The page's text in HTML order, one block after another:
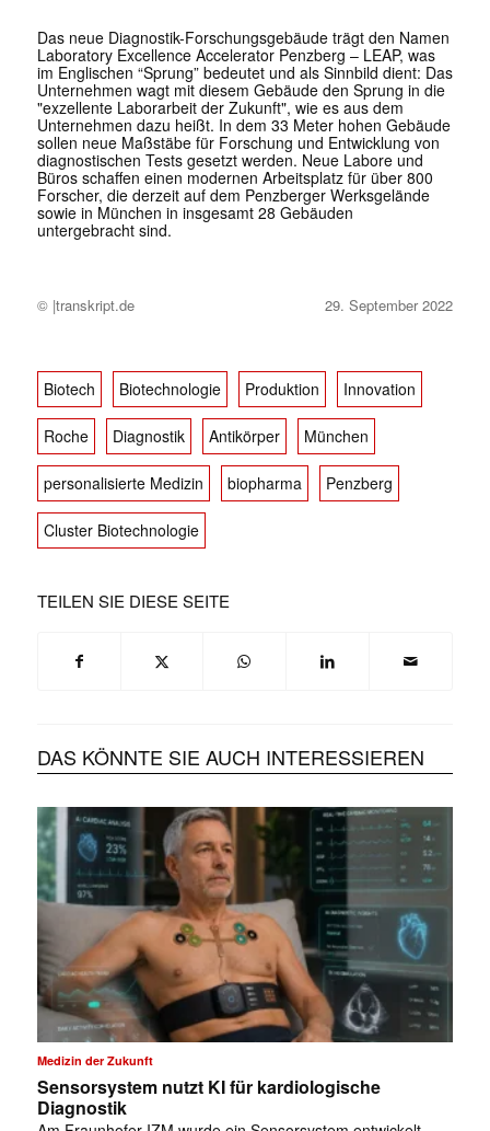
Das neue Diagnostik-Forschungsgebäude trägt den Namen
Laboratory Excellence Accelerator Penzberg – LEAP, was
im Englischen “Sprung” bedeutet und als Sinnbild dient: Das
Unternehmen wagt mit diesem Gebäude den Sprung in die
"exzellente Laborarbeit der Zukunft", wie es aus dem
Unternehmen dazu heißt. In dem 33 Meter hohen Gebäude
sollen neue Maßstäbe für Forschung und Entwicklung von
diagnostischen Tests gesetzt werden. Neue Labore und
Büros schaffen einen modernen Arbeitsplatz für über 800
Forscher, die derzeit auf dem Penzberger Werksgelände
sowie in München in insgesamt 28 Gebäuden
untergebracht sind.
© |transkript.de 29. September 2022
Biotech Biotechnologie Produktion Innovation
Roche Diagnostik Antikörper München
personalisierte Medizin biopharma Penzberg
Cluster Biotechnologie
TEILEN SIE DIESE SEITE
DAS KÖNNTE SIE AUCH INTERESSIEREN
Medizin der Zukunft
Sensorsystem nutzt KI für kardiologische
Diagnostik